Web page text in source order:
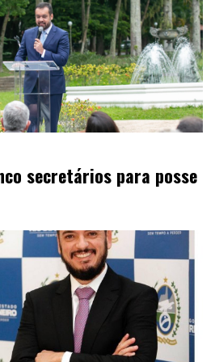
secretários para posse